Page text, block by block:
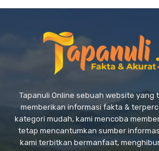
Tapanuli Online sebuah website yang
memberikan informasi fakta &
kategori mudah, kami mencoba
tetap mencantumkan sumber
kami terbitkan bermanfaat,